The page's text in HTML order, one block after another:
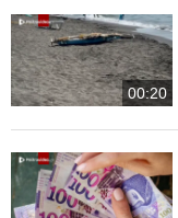
00:20